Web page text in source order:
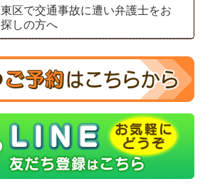
東区で交通事故に遭い弁護士をお
探しの方へ